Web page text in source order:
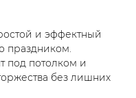
и эффектный
праздником.
под потолком и
без лишних